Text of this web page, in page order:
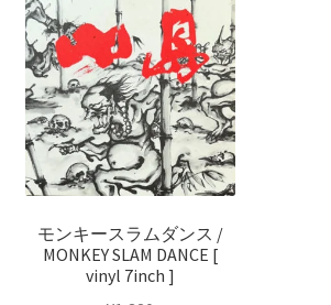
モンキースラムダンス /
MONKEY SLAM DANCE [
vinyl 7inch ]